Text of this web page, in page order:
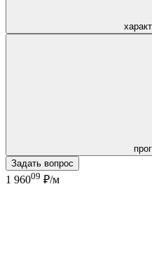
Задать вопрос
1 96009 ₽/м